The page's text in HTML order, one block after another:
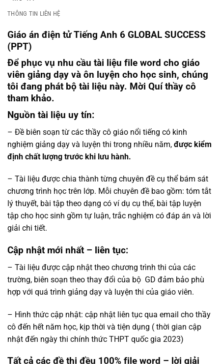
THÔNG TIN LIÊN HỆ
Giáo án điện tử Tiếng Anh 6 GLOBAL SUCCESS
(PPT)
Để phục vụ nhu cầu tài liệu file word cho giáo
viên giảng dạy và ôn luyện cho học sinh, chúng
tôi đang phát bộ tài liệu này. Mời Quí thầy cô
tham khảo.
Nguồn tài liệu uy tín:
– Đề biên soạn từ các thầy cô giáo nổi tiếng có kinh
nghiệm giảng dạy và luyện thi trong nhiều năm, được kiểm
định chất lượng trước khi lưu hành.
– Tài liệu được chia thành từng chuyên đề cụ thể bám sát
chương trình học trên lớp. Mỗi chuyên đề bao gồm: tóm tắt
lý thuyết, bài tập theo dạng có ví dụ cụ thể, bài tập luyện
tập cho học sinh gồm tự luận, trắc nghiệm có đáp án và lời
giải chi tiết.
Cập nhật mới nhất – liên tục:
– Tài liệu được cập nhật theo chương trình thi của các
trường, biên soạn theo thay đổi của bộ GD đảm bảo phù
hợp với quá trình giảng dạy và luyện thi của giáo viên.
– Hình thức cập nhật: cập nhật liên tục qua email cho thầy
cô đến hết năm học, kịp thời và tiện dụng ( thời gian cập
nhật đến ngày thi chính thức THPT quốc gia 2023)
Tất cả các đề thi đều 100% file word – lời giải